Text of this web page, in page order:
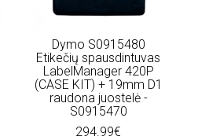
Dymo S0915480
Etikečių spausdintuvas
LabelManager 420P
(CASE KIT) + 19mm D1
raudona juostelė -
S0915470
294.99€